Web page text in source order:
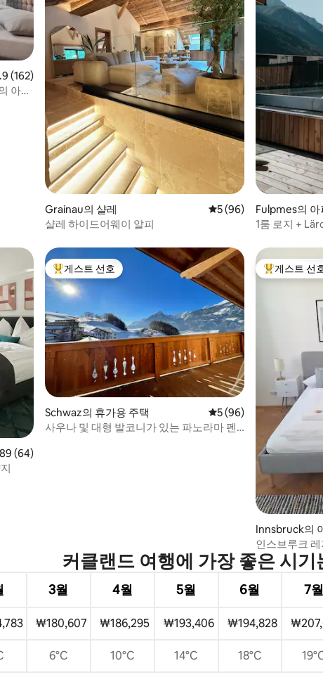
4.9점(5점 만점), 후기 162개
(162)
아파
Grainau의 샬레 평점 5점(5점 만점), 후기
5 (96)
샬레 하이드어웨이 알피
Fulpmes의 아
1룸 로지 +
4.89점(5점 만점), 후기 64개
(64)
상위 게스트 선호
게스트 선호
Schwaz의 휴가용 주택 평점 5점(5점 만점), 후기
5 (96)
사우나 및 대형 발코니가 있는 파노라마 펜
상위 게스트
게스트 선
Innsbruck의
인스브루크
커클랜드 여행에 가장 좋은 시
3월 4월 5월 6월 7월
₩180,607 ₩186,295 ₩193,406 ₩194,828
6°C 10°C 14°C 18°C